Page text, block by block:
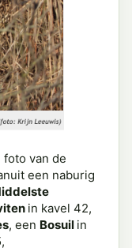
van de
een naburig
in kavel 42,
, een Bosuil in